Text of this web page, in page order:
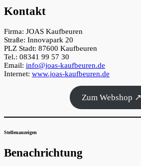
Kontakt
Firma: JOAS Kaufbeuren
Straße: Innovapark 20
PLZ Stadt: 87600 Kaufbeuren
Tel.: 08341 99 57 30
Email: info@joas-kaufbeuren.de
Internet: www.joas-kaufbeuren.de
Zum Webshop ↗
Stellenanzeigen
Benachrichtung